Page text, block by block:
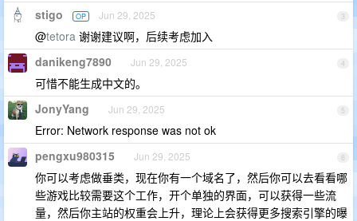
3
stigo OP Jun 29, 2025
@tetora 谢谢建议啊，后续考虑加入
4
danikeng7890 Jun 29, 2025
可惜不能生成中文的。
5
JonyYang Jun 29, 2025
Error: Network response was not ok
6
pengxu980315 Jun 29, 2025
你可以考虑做垂类，现在你有一个域名了，然后你可以去看看哪
些游戏比较需要这个工作，开个单独的界面，可以获得一些流
量，然后你主站的权重会上升，理论上会获得更多搜索引擎的曝